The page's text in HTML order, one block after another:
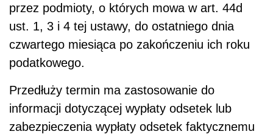
przez podmioty, o których mowa w art. 44d
ust. 1, 3 i 4 tej ustawy, do ostatniego dnia
czwartego miesiąca po zakończeniu ich roku
podatkowego.
Przedłuży termin ma zastosowanie do
informacji dotyczącej wypłaty odsetek lub
zabezpieczenia wypłaty odsetek faktycznemu